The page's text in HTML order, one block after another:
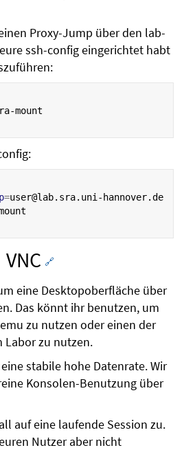
Proxy-Jump über den lab-
ssh-config eingerichtet habt
mount
=user@lab.sra.uni-hannover.de
VNC 🔗
eine Desktopoberfläche über
Das könnt ihr benutzen, um
zu nutzen oder einen der
Labor zu nutzen.
stabile hohe Datenrate. Wir
Konsolen-Benutzung über
auf eine laufende Session zu.
Nutzer aber nicht